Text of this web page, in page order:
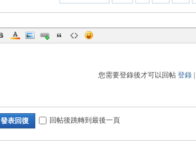
您需要登錄後才可以回帖 登錄|
發表回復 回帖後跳轉到最後一頁